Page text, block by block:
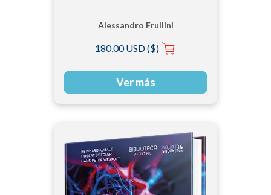
Alessandro Frullini
180,00 USD ($)
Ver más